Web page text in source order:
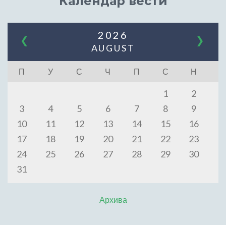
❮ ❯
2026
AUGUST
П У С Ч П С Н
1
2
3
4 5 6 7 8
9
10
11 12 13 14 15
16
17
18 19 20 21 22
23
24
25 26 27 28 29
30
31
Архива